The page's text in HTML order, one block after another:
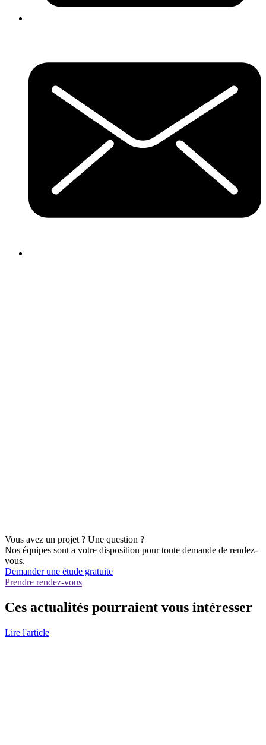
Vous avez un projet ? Une question ?
Nos équipes sont a votre disposition pour toute demande de rendez-
vous.
Demander une étude gratuite
Prendre rendez-vous
Ces actualités pourraient vous intéresser
Lire l'article